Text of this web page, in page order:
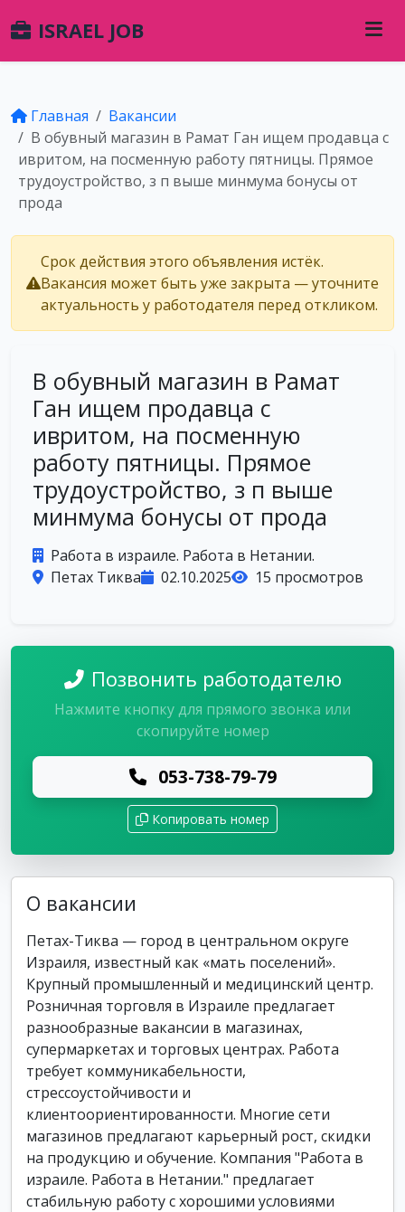
ISRAEL JOB
Главная
Вакансии
В обувный магазин в Рамат Ган ищем продавца с
ивритом, на посменную работу пятницы. Прямое
трудоустройство, з п выше минмума бонусы от
прода
Срок действия этого объявления истёк.
Вакансия может быть уже закрыта — уточните
актуальность у работодателя перед откликом.
В обувный магазин в Рамат
Ган ищем продавца с
ивритом, на посменную
работу пятницы. Прямое
трудоустройство, з п выше
минмума бонусы от прода
Работа в израиле. Работа в Нетании.
Петах Тиква
02.10.2025 15 просмотров
Позвонить работодателю
Нажмите кнопку для прямого звонка или
скопируйте номер
053-738-79-79
Копировать номер
О вакансии
Петах-Тиква — город в центральном округе
Израиля, известный как «мать поселений».
Крупный промышленный и медицинский центр.
Розничная торговля в Израиле предлагает
разнообразные вакансии в магазинах,
супермаркетах и торговых центрах. Работа
требует коммуникабельности,
стрессоустойчивости и
клиентоориентированности. Многие сети
магазинов предлагают карьерный рост, скидки
на продукцию и обучение. Компания "Работа в
израиле. Работа в Нетании." предлагает
стабильную работу с хорошими условиями